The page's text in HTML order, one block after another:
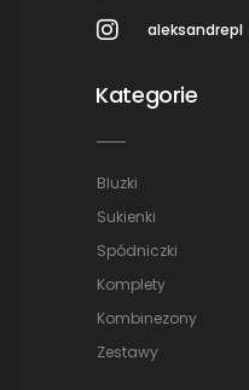
aleksandrepl
Kategorie
Bluzki
Sukienki
Spódniczki
Komplety
Kombinezony
Zestawy